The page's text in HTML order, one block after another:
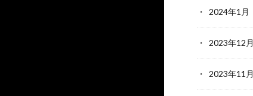
2024年1月
2023年12月
2023年11月